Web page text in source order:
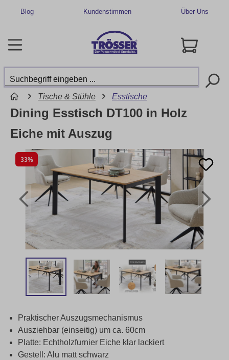
Blog Kundenstimmen Über Uns
Tische & Stühle Esstische
33%
Dining Esstisch DT100 in Holz
Eiche mit Auszug
Praktischer Auszugsmechanismus
Ausziehbar (einseitig) um ca. 60cm
Platte: Echtholzfurnier Eiche klar lackiert
Gestell: Alu matt schwarz